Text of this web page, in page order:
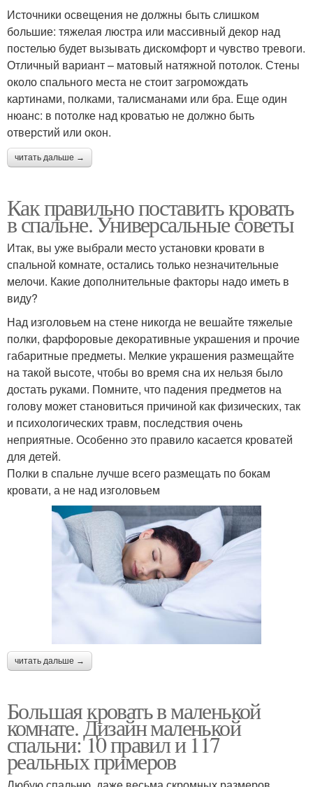
Источники освещения не должны быть слишком
большие: тяжелая люстра или массивный декор над
постелью будет вызывать дискомфорт и чувство тревоги.
Отличный вариант – матовый натяжной потолок. Стены
около спального места не стоит загромождать
картинами, полками, талисманами или бра. Еще один
нюанс: в потолке над кроватью не должно быть
отверстий или окон.
читать дальше →
Как правильно поставить кровать
в спальне. Универсальные советы
Итак, вы уже выбрали место установки кровати в
спальной комнате, остались только незначительные
мелочи. Какие дополнительные факторы надо иметь в
виду?
Над изголовьем на стене никогда не вешайте тяжелые
полки, фарфоровые декоративные украшения и прочие
габаритные предметы. Мелкие украшения размещайте
на такой высоте, чтобы во время сна их нельзя было
достать руками. Помните, что падения предметов на
голову может становиться причиной как физических, так
и психологических травм, последствия очень
неприятные. Особенно это правило касается кроватей
для детей.
Полки в спальне лучше всего размещать по бокам
кровати, а не над изголовьем
читать дальше →
Большая кровать в маленькой
комнате. Дизайн маленькой
спальни: 10 правил и 117
реальных примеров